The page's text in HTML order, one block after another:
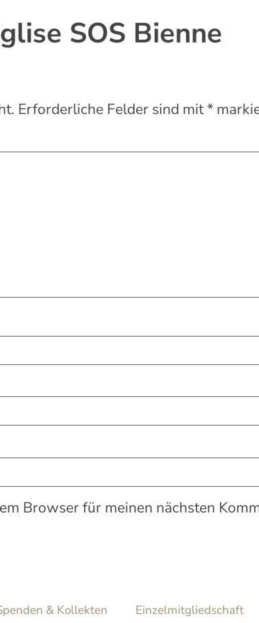
SOS Bienne
Erforderliche Felder sind mit*
Browser für meinen nächsten
& Kollekten Einzelmitgliedschaft